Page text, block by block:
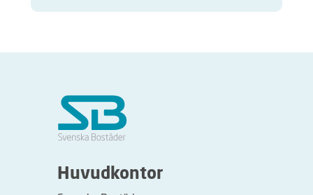
Huvudkontor